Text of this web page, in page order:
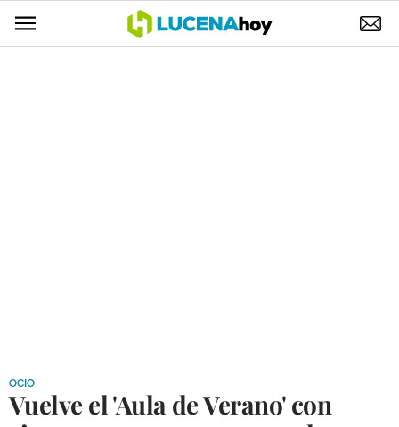
DEPORTES
OCIO
Vuelve el 'Aula de Verano' con